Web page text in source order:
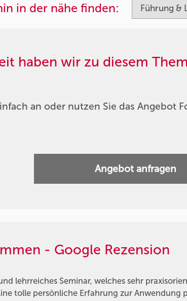
in der nähe finden:
haben wir zu diesem
an oder nutzen Sie das Angebot
Angebot anfragen
- Google Rezension
lehrreiches Seminar, welches sehr
tolle persönliche Erfahrung zur Anwendung